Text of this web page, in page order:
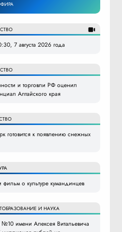
7 августа 2026 года
и торговли РФ оценил
Алтайского края
готовится к появлению снежных
о культуре кумандинцев
ОБРАЗОВАНИЕ И НАУКА
имени Алексея Витальевича